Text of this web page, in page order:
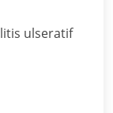
ulseratif